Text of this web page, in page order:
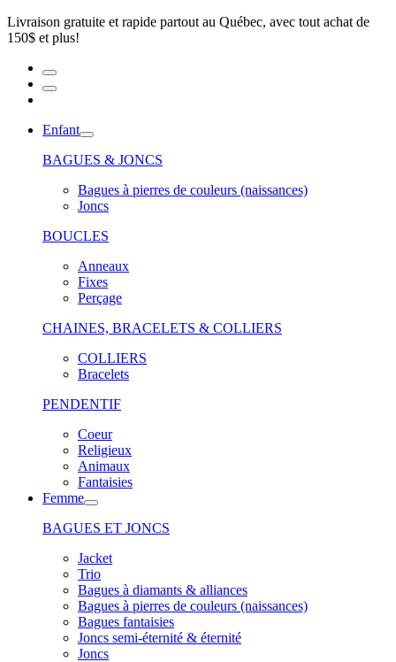
Livraison gratuite et rapide partout au Québec, avec tout achat de
150$ et plus!
Enfant
BAGUES & JONCS
Bagues à pierres de couleurs (naissances)
Joncs
BOUCLES
Anneaux
Fixes
Perçage
CHAINES, BRACELETS & COLLIERS
COLLIERS
Bracelets
PENDENTIF
Coeur
Religieux
Animaux
Fantaisies
Femme
BAGUES ET JONCS
Jacket
Trio
Bagues à diamants & alliances
Bagues à pierres de couleurs (naissances)
Bagues fantaisies
Joncs semi-éternité & éternité
Joncs